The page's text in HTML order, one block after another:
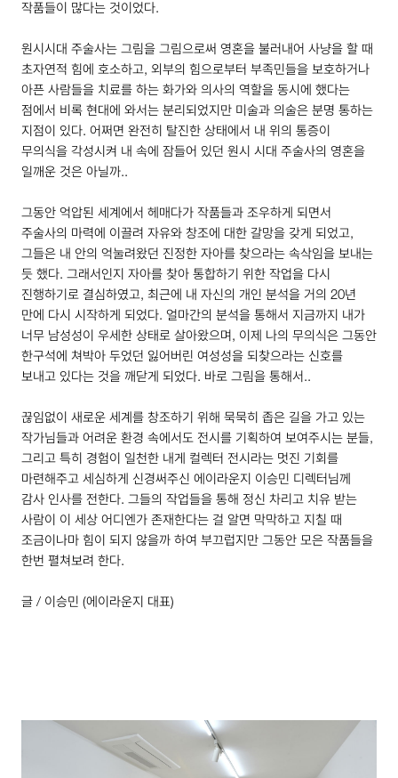
작품들이 많다는 것이었다.
원시시대 주술사는 그림을 그림으로써 영혼을 불러내어 사냥을 할 때
초자연적 힘에 호소하고, 외부의 힘으로부터 부족민들을 보호하거나
아픈 사람들을 치료를 하는 화가와 의사의 역할을 동시에 했다는
점에서 비록 현대에 와서는 분리되었지만 미술과 의술은 분명 통하는
지점이 있다. 어쩌면 완전히 탈진한 상태에서 내 위의 통증이
무의식을 각성시켜 내 속에 잠들어 있던 원시 시대 주술사의 영혼을
일깨운 것은 아닐까..
그동안 억압된 세계에서 헤매다가 작품들과 조우하게 되면서
주술사의 마력에 이끌려 자유와 창조에 대한 갈망을 갖게 되었고,
그들은 내 안의 억눌려왔던 진정한 자아를 찾으라는 속삭임을 보내는
듯 했다. 그래서인지 자아를 찾아 통합하기 위한 작업을 다시
진행하기로 결심하였고, 최근에 내 자신의 개인 분석을 거의 20년
만에 다시 시작하게 되었다. 얼마간의 분석을 통해서 지금까지 내가
너무 남성성이 우세한 상태로 살아왔으며, 이제 나의 무의식은 그동안
한구석에 쳐박아 두었던 잃어버린 여성성을 되찾으라는 신호를
보내고 있다는 것을 깨닫게 되었다. 바로 그림을 통해서..
끊임없이 새로운 세계를 창조하기 위해 묵묵히 좁은 길을 가고 있는
작가님들과 어려운 환경 속에서도 전시를 기획하여 보여주시는 분들,
그리고 특히 경험이 일천한 내게 컬렉터 전시라는 멋진 기회를
마련해주고 세심하게 신경써주신 에이라운지 이승민 디렉터님께
감사 인사를 전한다. 그들의 작업들을 통해 정신 차리고 치유 받는
사람이 이 세상 어디엔가 존재한다는 걸 알면 막막하고 지칠 때
조금이나마 힘이 되지 않을까 하여 부끄럽지만 그동안 모은 작품들을
한번 펼쳐보려 한다.
글 / 이승민 (에이라운지 대표)